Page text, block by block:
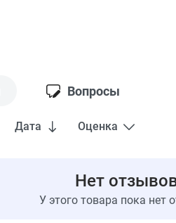
Вопросы
Дата Оценка
Нет
У этого товара пока нет